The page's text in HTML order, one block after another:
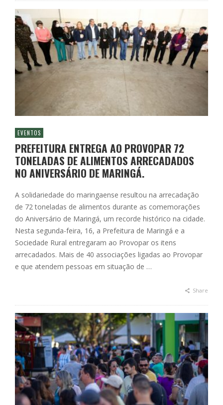
EVENTOS
PREFEITURA ENTREGA AO PROVOPAR 72
TONELADAS DE ALIMENTOS ARRECADADOS
NO ANIVERSÁRIO DE MARINGÁ.
A solidariedade do maringaense resultou na arrecadação
de 72 toneladas de alimentos durante as comemorações
do Aniversário de Maringá, um recorde histórico na cidade.
Nesta segunda-feira, 16, a Prefeitura de Maringá e a
Sociedade Rural entregaram ao Provopar os itens
arrecadados. Mais de 40 associações ligadas ao Provopar
e que atendem pessoas em situação de …
Share